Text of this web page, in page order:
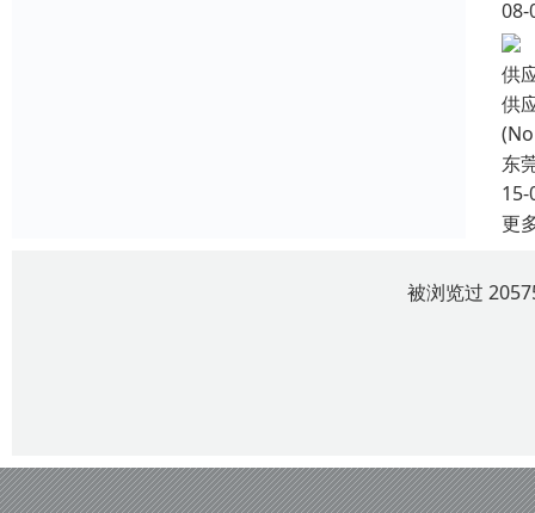
08-
供
供
东
15-
更
被浏览过